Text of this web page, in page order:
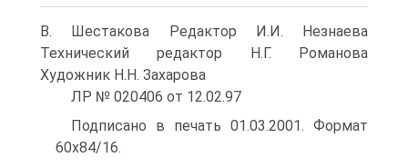
В. Шестакова Редактор И.И. Незнаева
Технический редактор Н.Г. Романова
Художник Н.Н. Захарова
ЛР № 020406 от 12.02.97
Подписано в печать 01.03.2001. Формат
60x84/16.